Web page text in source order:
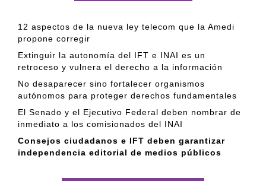
12 aspectos de la nueva ley telecom que la Amedi
propone corregir
Extinguir la autonomía del IFT e INAI es un
retroceso y vulnera el derecho a la información
No desaparecer sino fortalecer organismos
autónomos para proteger derechos fundamentales
El Senado y el Ejecutivo Federal deben nombrar de
inmediato a los comisionados del INAI
Consejos ciudadanos e IFT deben garantizar
independencia editorial de medios públicos